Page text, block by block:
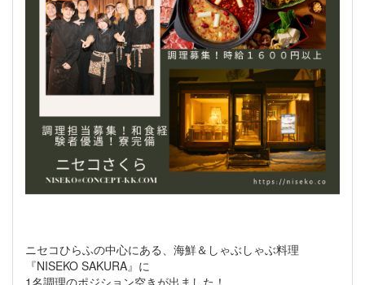
ニセコひらふの中心にある、海鮮＆しゃぶしゃぶ料理
『NISEKO SAKURA』に
1名調理のポジション空きが出ました！